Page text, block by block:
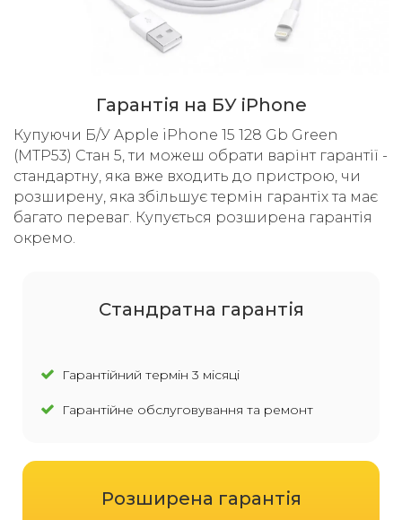
Гарантія на БУ iPhone
Купуючи Б/У Apple iPhone 15 128 Gb Green
(MTP53) Стан 5, ти можеш обрати варінт гарантії -
стандартну, яка вже входить до пристрою, чи
розширену, яка збільшує термін гарантіх та має
багато переваг. Купується розширена гарантія
окремо.
Cтандратна гарантія
Гарантійний термін 3 місяці
Гарантійне обслуговування та ремонт
Розширена гарантія